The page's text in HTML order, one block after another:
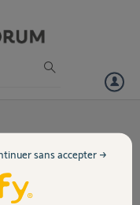
l'application
sans accepter →